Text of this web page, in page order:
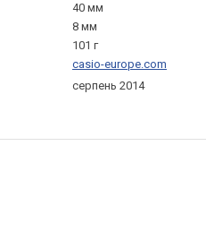
40 мм
8 мм
101 г
casio-europe.com
серпень 2014